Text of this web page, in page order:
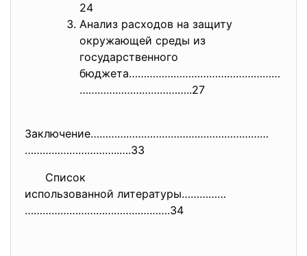
24
Анализ расходов на защиту
окружающей среды из
государственного
бюджета……………………………………………
………………………………..27
Заключение……………………………………………………
…………………………..….33
Список
использованной литературы……………
………………………………………….34